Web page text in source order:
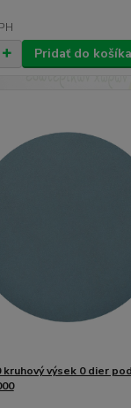
Pridať do košíka
kruhový výsek 0 dier